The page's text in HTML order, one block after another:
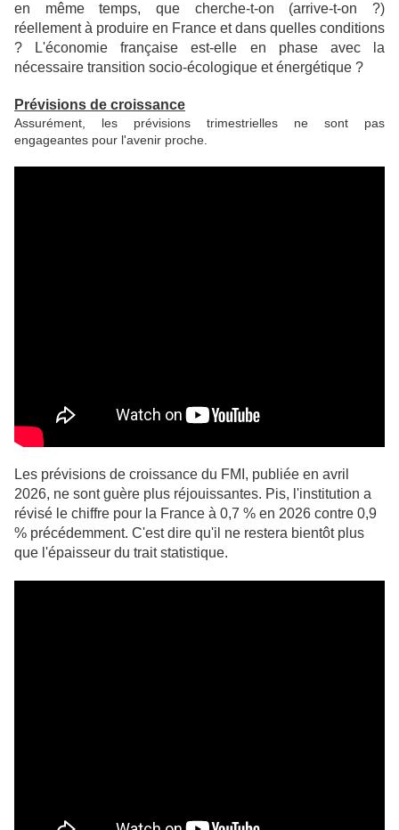
en même temps, que cherche-t-on (arrive-t-on ?)
réellement à produire en France et dans quelles conditions
? L'économie française est-elle en phase avec la
nécessaire transition socio-écologique et énergétique ?
Prévisions de croissance
Assurément, les prévisions trimestrielles ne sont pas
engageantes pour l'avenir proche.
Les prévisions de croissance du FMI, publiée en avril
2026, ne sont guère plus réjouissantes. Pis, l'institution a
révisé le chiffre pour la France à 0,7 % en 2026 contre 0,9
% précédemment. C'est dire qu'il ne restera bientôt plus
que l'épaisseur du trait statistique.